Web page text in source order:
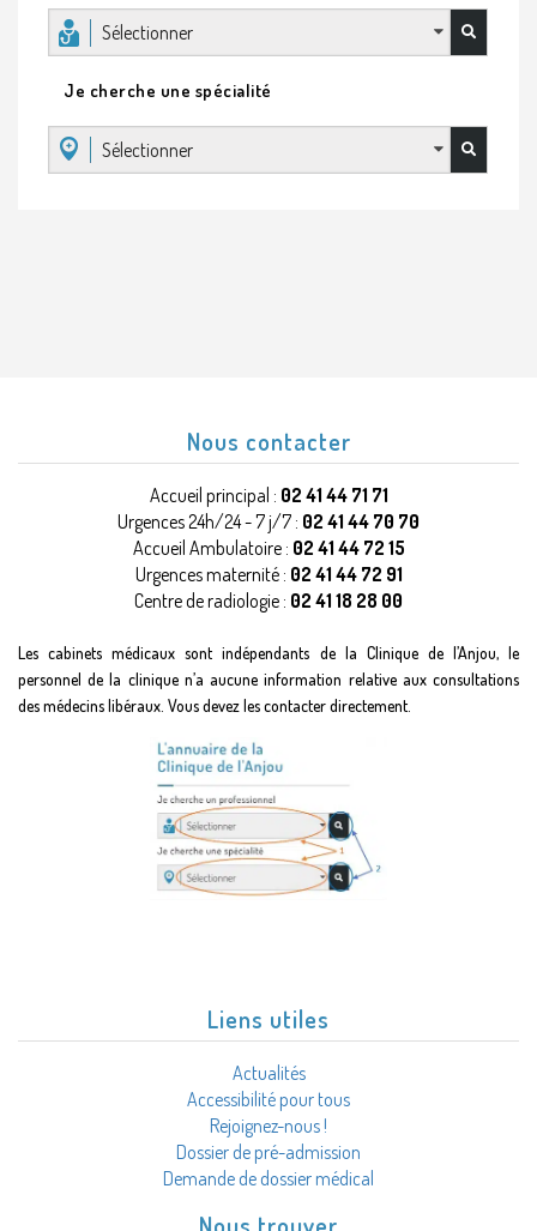
Sélectionner
Je cherche une spécialité
Sélectionner
Nous contacter
Accueil principal : 02 41 44 71 71
Urgences 24h/24 - 7 j/7 : 02 41 44 70 70
Accueil Ambulatoire : 02 41 44 72 15
Urgences maternité : 02 41 44 72 91
Centre de radiologie : 02 41 18 28 00
Les cabinets médicaux sont indépendants de la Clinique de l’Anjou, le
personnel de la clinique n’a aucune information relative aux consultations
des médecins libéraux. Vous devez les contacter directement.
Liens utiles
Actualités
Accessibilité pour tous
Rejoignez-nous !
Dossier de pré-admission
Demande de dossier médical